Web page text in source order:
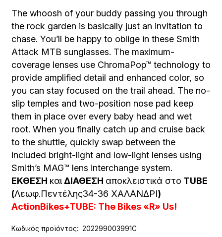
The whoosh of your buddy passing you through
the rock garden is basically just an invitation to
chase. You’ll be happy to oblige in these Smith
Attack MTB sunglasses. The maximum-
coverage lenses use ChromaPop™ technology to
provide amplified detail and enhanced color, so
you can stay focused on the trail ahead. The no-
slip temples and two-position nose pad keep
them in place over every baby head and wet
root. When you finally catch up and cruise back
to the shuttle, quickly swap between the
included bright-light and low-light lenses using
Smith’s MAG™ lens interchange system.
ΕΚΘΕΣΗ καιΔΙΑΘΕΣΗ αποκλειστικά στο TUBE
(Λεωφ.Πεντέλης34-36 ΧΑΛΑΝΔΡΙ)
ActionBikes+TUBE: The Bikes «R» Us!
Κωδικός προϊόντος: 202299003991C